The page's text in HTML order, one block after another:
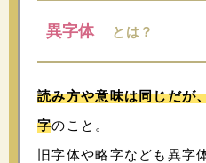
異字体 とは？
読み方や意味は同じだが
字のこと。
旧字体や略字なども異字